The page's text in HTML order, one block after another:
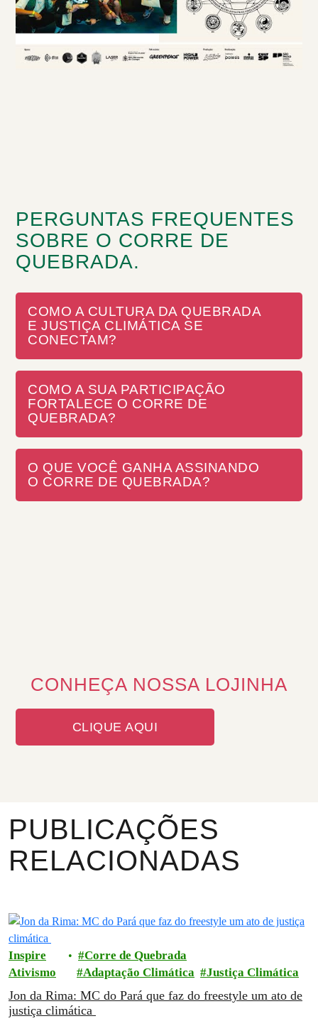
PERGUNTAS FREQUENTES
SOBRE O CORRE DE
QUEBRADA.
COMO A CULTURA DA QUEBRADA
E JUSTIÇA CLIMÁTICA SE
CONECTAM?
COMO A SUA PARTICIPAÇÃO
FORTALECE O CORRE DE
QUEBRADA?
O QUE VOCÊ GANHA ASSINANDO
O CORRE DE QUEBRADA?
CONHEÇA NOSSA LOJINHA
CLIQUE AQUI
PUBLICAÇÕES
RELACIONADAS
Inspire
Ativismo
Corre de Quebrada
Adaptação Climática
Justiça Climática
Jon da Rima: MC do Pará que faz do freestyle um ato de
justiça climática